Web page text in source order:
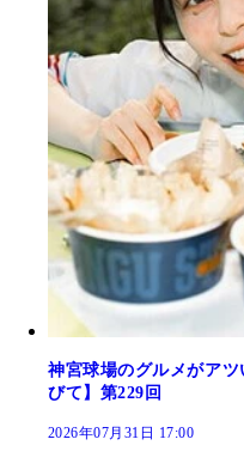
神宮球場のグルメがア
びて】第229回
2026年07月31日 17:00